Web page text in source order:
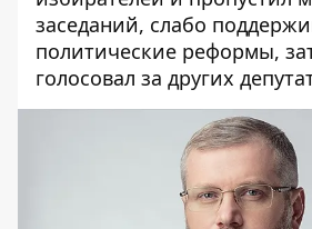
заседаний, слабо
политические реформы,
голосовал за других